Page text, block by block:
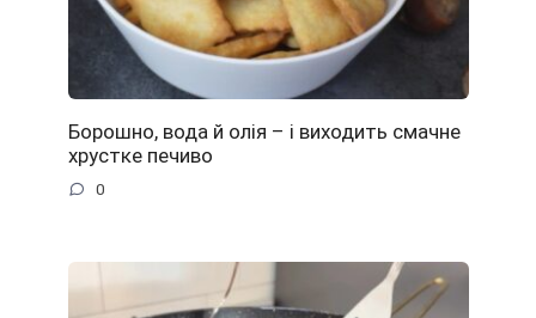
Борошно, вода й олія – і виходить смачне
хрустке печиво
0